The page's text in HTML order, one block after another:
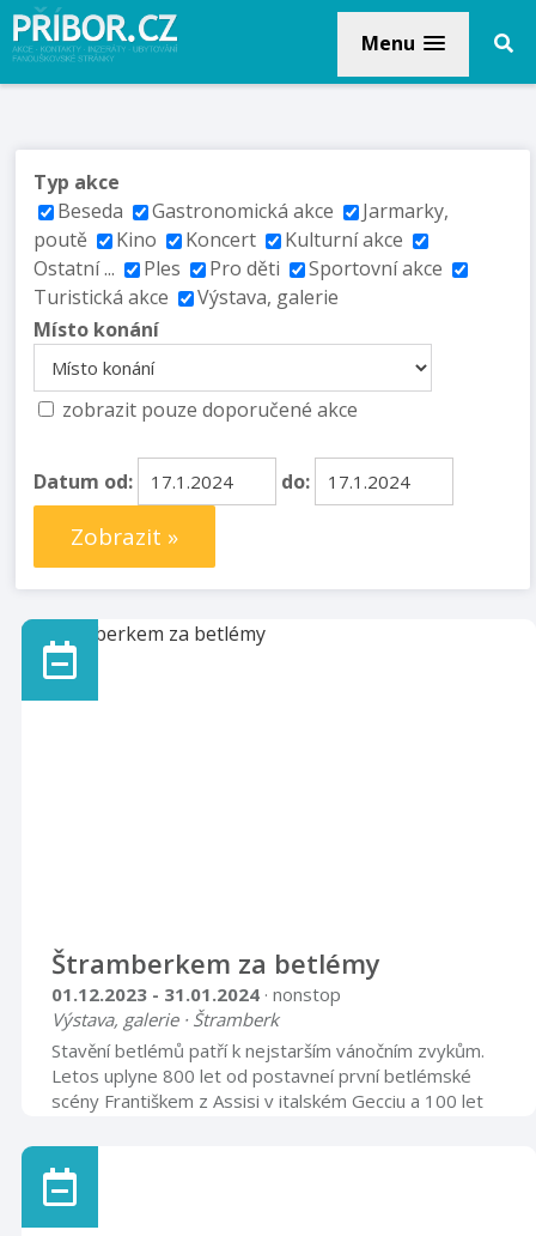
Menu
Typ akce
Beseda
Gastronomická akce
Jarmarky,
poutě
Kino Koncert
Kulturní akce
Ostatní ...
Ples Pro děti
Sportovní akce
Turistická akce
Výstava, galerie
Místo konání
zobrazit pouze doporučené akce
Datum od: do:
Zobrazit »
Štramberkem za betlémy
01.12.2023 - 31.01.2024 · nonstop
Výstava, galerie · Štramberk
Stavění betlémů patří k nejstarším vánočním zvykům.
Letos uplyne 800 let od postavneí první betlémské
scény Františkem z Assisi v italském Gecciu a 100 let
PROHLÍDKY proběhnou:16. a 22. prosince v 16 hodin
od kapličky v Národním sadu (betlém č. 1)